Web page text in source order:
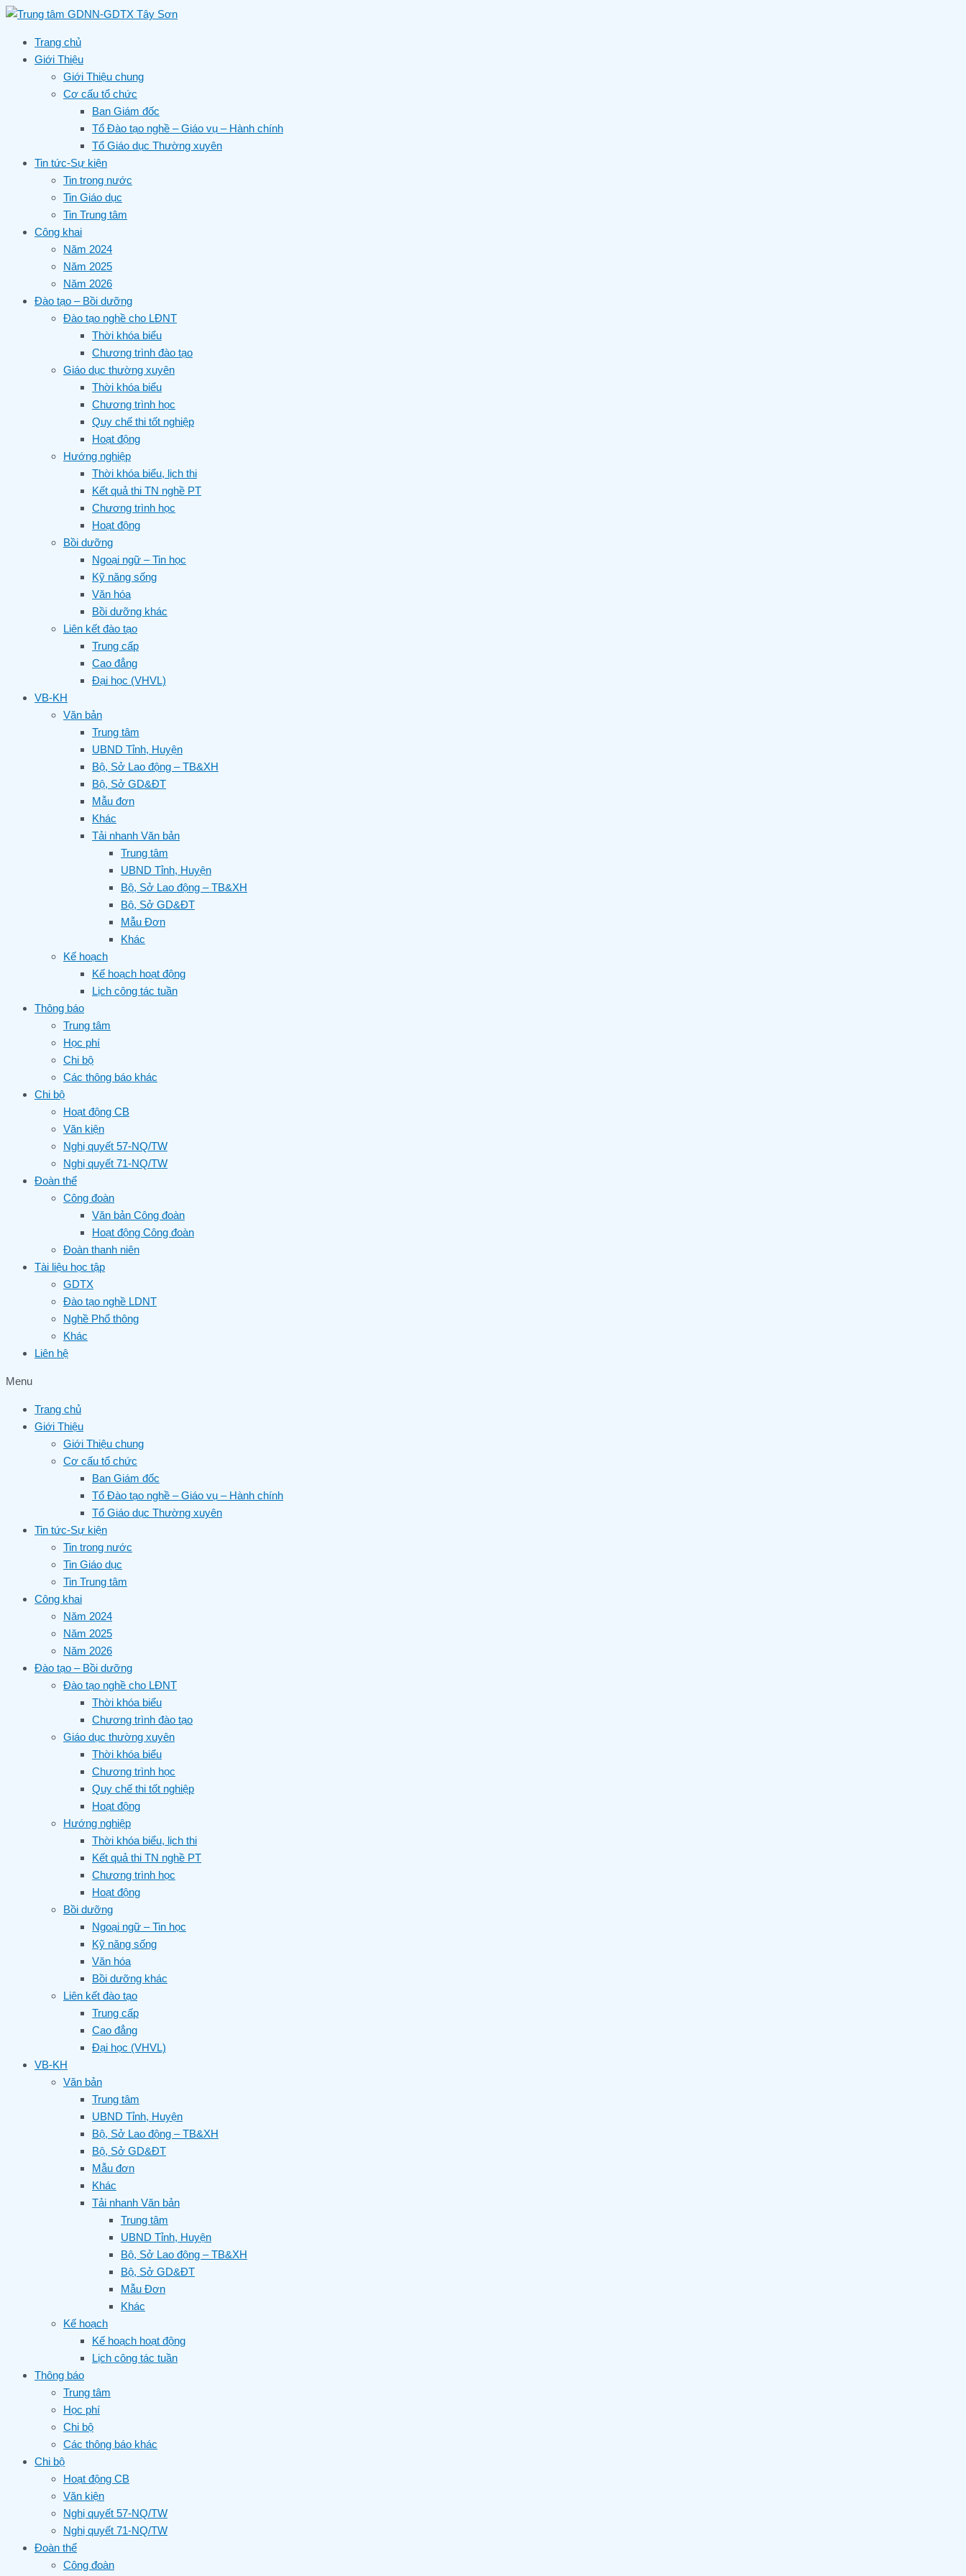
Skip
contentTrang chủ
Giới Thiệu
Giới Thiệu chung
Cơ cấu tổ chức
Ban Giám đốc
Tổ Đào tạo nghề – Giáo vụ – Hành chính
Tổ Giáo dục Thường xuyên
Tin tức-Sự kiện
Tin trong nước
Tin Giáo dục
Tin Trung tâm
Công khai
Năm 2024
Năm 2025
Năm 2026
Đào tạo – Bồi dưỡng
Đào tạo nghề cho LĐNT
Thời khóa biểu
Chương trình đào tạo
Giáo dục thường xuyên
Thời khóa biểu
Chương trình học
Quy chế thi tốt nghiệp
Hoạt động
Hướng nghiệp
Thời khóa biểu, lịch thi
Kết quả thi TN nghề PT
Chương trình học
Hoạt động
Bồi dưỡng
Ngoại ngữ – Tin học
Kỹ năng sống
Văn hóa
Bồi dưỡng khác
Liên kết đào tạo
Trung cấp
Cao đẳng
Đại học (VHVL)
VB-KH
Văn bản
Trung tâm
UBND Tỉnh, Huyện
Bộ, Sở Lao động – TB&XH
Bộ, Sở GD&ĐT
Mẫu đơn
Khác
Tải nhanh Văn bản
Trung tâm
UBND Tỉnh, Huyện
Bộ, Sở Lao động – TB&XH
Bộ, Sở GD&ĐT
Mẫu Đơn
Khác
Kế hoạch
Kế hoạch hoạt động
Lịch công tác tuần
Thông báo
Trung tâm
Học phí
Chi bộ
Các thông báo khác
Chi bộ
Hoạt động CB
Văn kiện
Nghị quyết 57-NQ/TW
Nghị quyết 71-NQ/TW
Đoàn thể
Công đoàn
Văn bản Công đoàn
Hoạt động Công đoàn
Đoàn thanh niên
Tài liệu học tập
GDTX
Đào tạo nghề LDNT
Nghề Phổ thông
Khác
Liên hệ
Menu
Trang chủ
Giới Thiệu
Giới Thiệu chung
Cơ cấu tổ chức
Ban Giám đốc
Tổ Đào tạo nghề – Giáo vụ – Hành chính
Tổ Giáo dục Thường xuyên
Tin tức-Sự kiện
Tin trong nước
Tin Giáo dục
Tin Trung tâm
Công khai
Năm 2024
Năm 2025
Năm 2026
Đào tạo – Bồi dưỡng
Đào tạo nghề cho LĐNT
Thời khóa biểu
Chương trình đào tạo
Giáo dục thường xuyên
Thời khóa biểu
Chương trình học
Quy chế thi tốt nghiệp
Hoạt động
Hướng nghiệp
Thời khóa biểu, lịch thi
Kết quả thi TN nghề PT
Chương trình học
Hoạt động
Bồi dưỡng
Ngoại ngữ – Tin học
Kỹ năng sống
Văn hóa
Bồi dưỡng khác
Liên kết đào tạo
Trung cấp
Cao đẳng
Đại học (VHVL)
VB-KH
Văn bản
Trung tâm
UBND Tỉnh, Huyện
Bộ, Sở Lao động – TB&XH
Bộ, Sở GD&ĐT
Mẫu đơn
Khác
Tải nhanh Văn bản
Trung tâm
UBND Tỉnh, Huyện
Bộ, Sở Lao động – TB&XH
Bộ, Sở GD&ĐT
Mẫu Đơn
Khác
Kế hoạch
Kế hoạch hoạt động
Lịch công tác tuần
Thông báo
Trung tâm
Học phí
Chi bộ
Các thông báo khác
Chi bộ
Hoạt động CB
Văn kiện
Nghị quyết 57-NQ/TW
Nghị quyết 71-NQ/TW
Đoàn thể
Công đoàn